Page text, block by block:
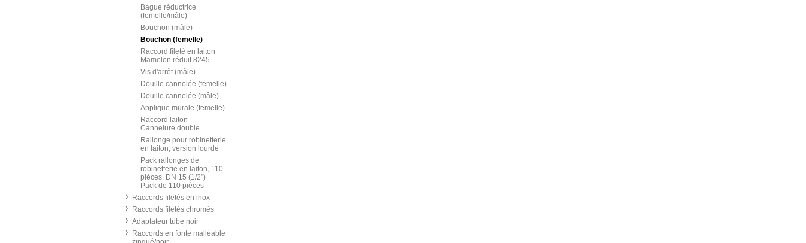
Bague réductrice
(femelle/mâle)
Bouchon (mâle)
Bouchon (femelle)
Raccord fileté en laiton
Mamelon réduit 8245
Vis d'arrêt (mâle)
Douille cannelée (femelle)
Douille cannelée (mâle)
Applique murale (femelle)
Raccord laiton
Cannelure double
Rallonge pour robinetterie
en laiton, version lourde
Pack rallonges de
robinetterie en laiton, 110
pièces, DN 15 (1/2")
Pack de 110 pièces
Raccords filetés en inox
Raccords filetés chromés
Adaptateur tube noir
Raccords en fonte malléable